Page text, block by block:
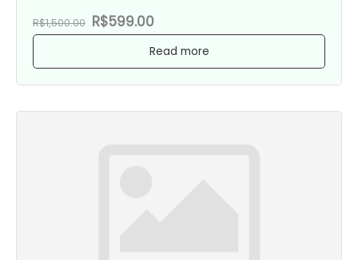
R$1,500.00 R$599.00
Read more